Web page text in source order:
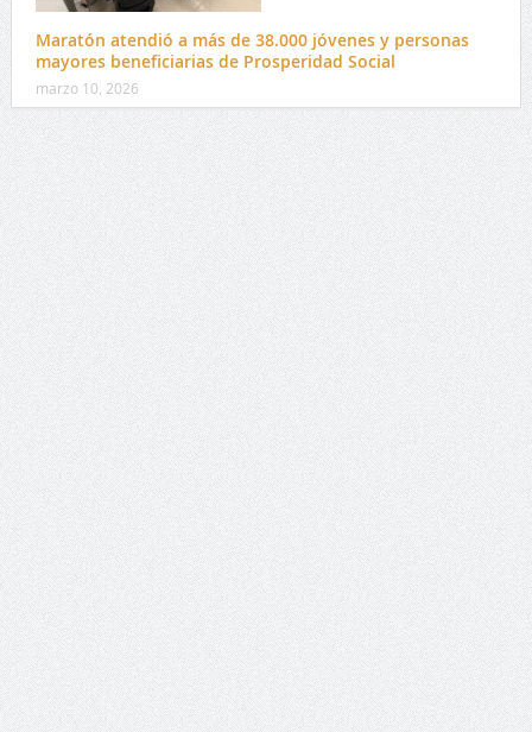
Maratón atendió a más de 38.000 jóvenes y personas
mayores beneficiarias de Prosperidad Social
marzo 10, 2026